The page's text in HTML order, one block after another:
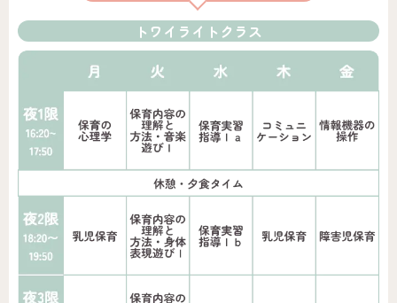
トワイライトクラス